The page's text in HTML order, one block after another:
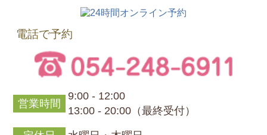
電話で予約
営業時間
9:00 - 12:00
13:00 - 20:00（最終受付）